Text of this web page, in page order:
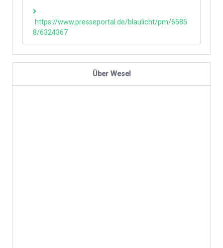
https://www.presseportal.de/blaulicht/pm/6585
8/6324367
Über Wesel